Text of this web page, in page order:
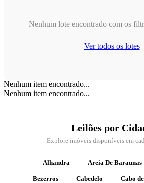
Nenhum lote encontrado com os
Ver todos os lotes
Nenhum item encontrado...
Nenhum item encontrado...
Leilões por
Explore imóveis disponíveis em
Alhandra Areia De Baraunas
Bezerros Cabedelo Cabo